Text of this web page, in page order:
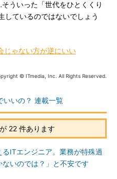
ういった「世代をひとくくり
しているのではないでしょう
じゃない方が逆にいい
© ITmedia, Inc. All Rights Reserved.
いいの？ 連載一覧
22 件あります
ITエンジニア。業務が特殊過
ないのでは？」と不安です